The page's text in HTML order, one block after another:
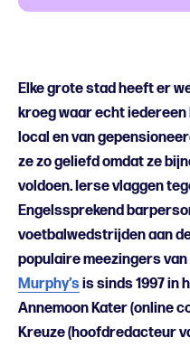
Elke grote stad heeft er
kroeg waar echt iedereen
local en van
ze zo geliefd omdat ze
voldoen. Ierse vlaggen
Engelssprekend
voetbalwedstrijden aan
populaire meezingers van
Murphy’sis sinds 1997 in
Annemoon Kater (online
Kreuze (hoofdredacteur